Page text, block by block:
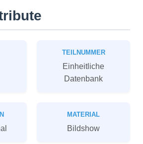
TEILNUMMER
Einheitliche
Datenbank
MATERIAL
Bildshow